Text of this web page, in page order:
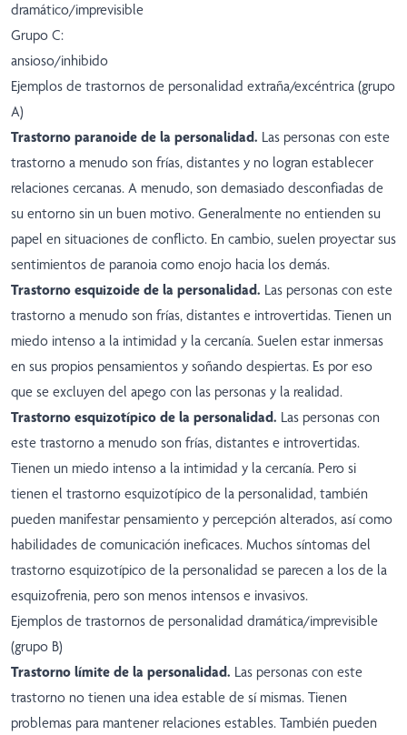
dramático/imprevisible
Grupo C:
ansioso/inhibido
Ejemplos de trastornos de personalidad extraña/excéntrica (grupo
A)
Trastorno paranoide de la personalidad. Las personas con este
trastorno a menudo son frías, distantes y no logran establecer
relaciones cercanas. A menudo, son demasiado desconfiadas de
su entorno sin un buen motivo. Generalmente no entienden su
papel en situaciones de conflicto. En cambio, suelen proyectar sus
sentimientos de paranoia como enojo hacia los demás.
Trastorno esquizoide de la personalidad. Las personas con este
trastorno a menudo son frías, distantes e introvertidas. Tienen un
miedo intenso a la intimidad y la cercanía. Suelen estar inmersas
en sus propios pensamientos y soñando despiertas. Es por eso
que se excluyen del apego con las personas y la realidad.
Trastorno esquizotípico de la personalidad. Las personas con
este trastorno a menudo son frías, distantes e introvertidas.
Tienen un miedo intenso a la intimidad y la cercanía. Pero si
tienen el trastorno esquizotípico de la personalidad, también
pueden manifestar pensamiento y percepción alterados, así como
habilidades de comunicación ineficaces. Muchos síntomas del
trastorno esquizotípico de la personalidad se parecen a los de la
esquizofrenia, pero son menos intensos e invasivos.
Ejemplos de trastornos de personalidad dramática/imprevisible
(grupo B)
Trastorno límite de la personalidad. Las personas con este
trastorno no tienen una idea estable de sí mismas. Tienen
problemas para mantener relaciones estables. También pueden